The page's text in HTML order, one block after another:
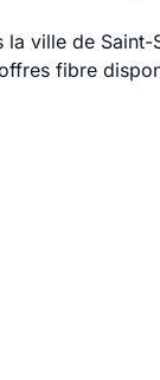
la ville de Saint-
fibre